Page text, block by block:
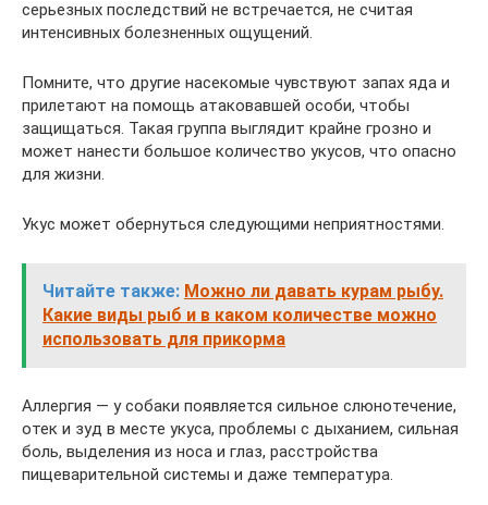
серьезных последствий не встречается, не считая
интенсивных болезненных ощущений.
Помните, что другие насекомые чувствуют запах яда и
прилетают на помощь атаковавшей особи, чтобы
защищаться. Такая группа выглядит крайне грозно и
может нанести большое количество укусов, что опасно
для жизни.
Укус может обернуться следующими неприятностями.
Читайте также: Можно ли давать курам рыбу.
Какие виды рыб и в каком количестве можно
использовать для прикорма
Аллергия — у собаки появляется сильное слюнотечение,
отек и зуд в месте укуса, проблемы с дыханием, сильная
боль, выделения из носа и глаз, расстройства
пищеварительной системы и даже температура.